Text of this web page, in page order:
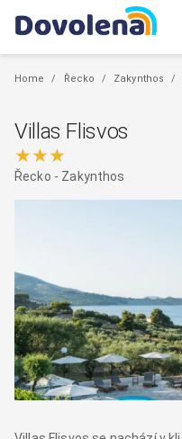
Home / Řecko / Zakynthos /
Villas Flisvos
★★★
Řecko - Zakynthos